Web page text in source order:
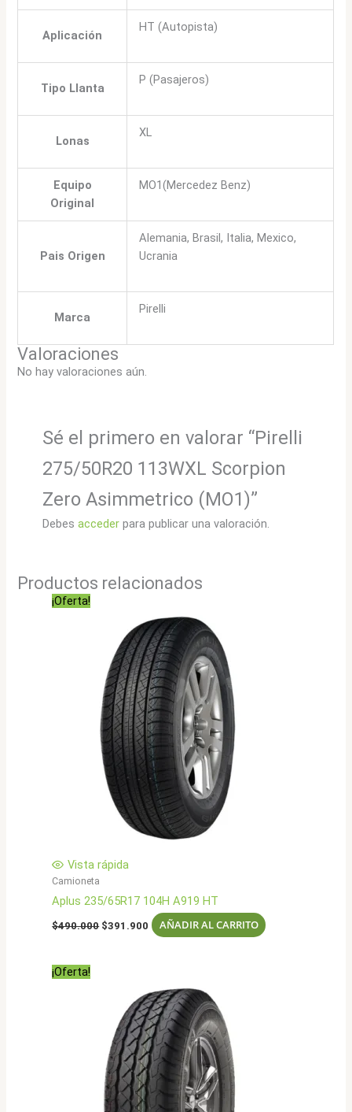
Aplicación
HT (Autopista)
Tipo Llanta
P (Pasajeros)
Lonas
XL
Equipo
Original
MO1(Mercedez Benz)
Pais Origen
Alemania, Brasil, Italia, Mexico,
Ucrania
Marca
Pirelli
Valoraciones
No hay valoraciones aún.
Sé el primero en valorar “Pirelli
275/50R20 113WXL Scorpion
Zero Asimmetrico (MO1)”
Debes accederpara publicar una valoración.
Productos relacionados
¡Oferta!
Vista rápida
Camioneta
Aplus 235/65R17 104H A919 HT
$490.000 El
$391.900 El
precio
AÑADIR AL CARRITO
¡Oferta!